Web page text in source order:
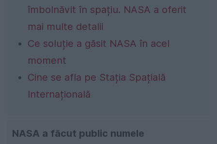
îmbolnăvit în spațiu. NASA a oferit
mai multe detalii
Ce soluție a găsit NASA în acel
moment
Cine se afla pe Stația Spațială
Internațională
NASA a făcut public numele